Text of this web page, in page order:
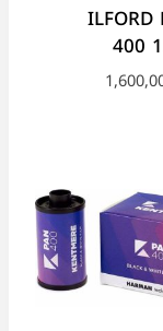
ILFORD
400